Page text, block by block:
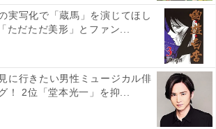
入
実写化で「蔵馬」を演じてほし
ただただ美形」とファン...
に行きたい男性ミュージカル俳
！ 2位「堂本光一」を抑...